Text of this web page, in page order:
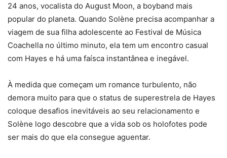
24 anos, vocalista do August Moon, a boyband mais
popular do planeta. Quando Solène precisa acompanhar a
viagem de sua filha adolescente ao Festival de Música
Coachella no último minuto, ela tem um encontro casual
com Hayes e há uma faísca instantânea e inegável.
À medida que começam um romance turbulento, não
demora muito para que o status de superestrela de Hayes
coloque desafios inevitáveis ao seu relacionamento e
Solène logo descobre que a vida sob os holofotes pode
ser mais do que ela consegue aguentar.